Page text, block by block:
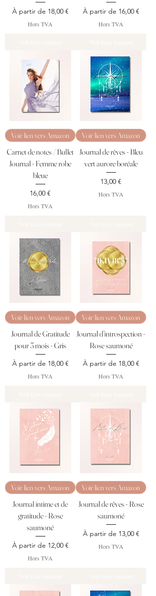
À partir de 18,00 €
Prix promotionnel
Hors TVA
À partir de 16,00 €
Prix promotionnel
Hors TVA
Voir lien vers Amazon
Carnet de notes / Bullet
Journal - Femme robe
bleue
Prix
16,00 €
Hors TVA
Voir lien vers Amazon
Journal de rêves - Bleu
vert aurore boréale
Prix
13,00 €
Hors TVA
Voir lien vers Amazon
Journal de Gratitude
pour 3 mois - Gris
À partir de 18,00 €
Prix promotionnel
Hors TVA
Voir lien vers Amazon
Journal d’introspection -
Rose saumoné
À partir de 18,00 €
Prix promotionnel
Hors TVA
Voir lien vers Amazon
Journal intime et de
gratitude - Rose
saumoné
À partir de 12,00 €
Prix promotionnel
Hors TVA
Voir lien vers Amazon
Journal de rêves - Rose
saumoné
À partir de 13,00 €
Prix promotionnel
Hors TVA